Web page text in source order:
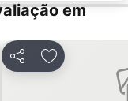
em
PartilharAdicionar